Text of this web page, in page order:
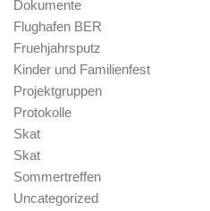
Dokumente
Flughafen BER
Fruehjahrsputz
Kinder und Familienfest
Projektgruppen
Protokolle
Skat
Skat
Sommertreffen
Uncategorized